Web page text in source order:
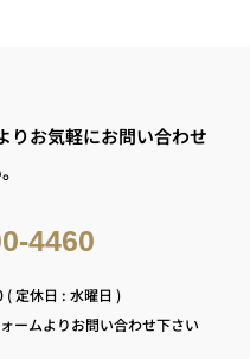
りお気軽にお問い合わせ
4460
定休日 : 水曜日 )
ームよりお問い合わせ下さい